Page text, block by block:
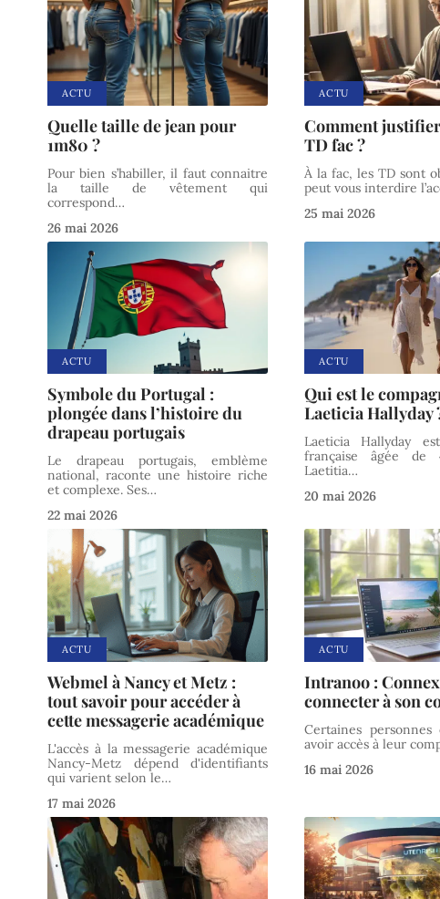
ACTU
Quelle taille de jean pour
1m80 ?
Pour bien s’habiller, il faut connaitre
la taille de vêtement qui
correspond…
26 mai 2026
ACTU
Comment justifier
TD fac ?
À la fac, les TD sont
peut vous interdire
25 mai 2026
ACTU
Symbole du Portugal :
plongée dans l’histoire du
drapeau portugais
Le drapeau portugais, emblème
national, raconte une histoire riche
et complexe. Ses…
22 mai 2026
ACTU
Qui est le
Laeticia Hallyday
Laeticia Hallyday
française âgée de
Laetitia…
20 mai 2026
ACTU
Webmel à Nancy et Metz :
tout savoir pour accéder à
cette messagerie académique
L'accès à la messagerie académique
Nancy-Metz dépend d'identifiants
qui varient selon le…
17 mai 2026
ACTU
Intranoo :
connecter à son
Certaines
avoir accès à leur
16 mai 2026